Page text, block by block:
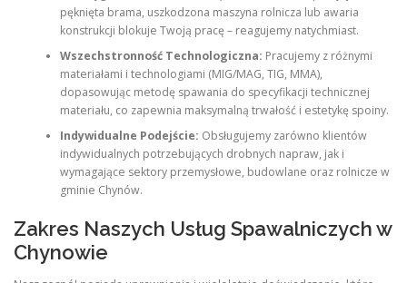
pęknięta brama, uszkodzona maszyna rolnicza lub awaria
konstrukcji blokuje Twoją pracę – reagujemy natychmiast.
Wszechstronność Technologiczna: Pracujemy z różnymi
materiałami i technologiami (MIG/MAG, TIG, MMA),
dopasowując metodę spawania do specyfikacji technicznej
materiału, co zapewnia maksymalną trwałość i estetykę spoiny.
Indywidualne Podejście: Obsługujemy zarówno klientów
indywidualnych potrzebujących drobnych napraw, jak i
wymagające sektory przemysłowe, budowlane oraz rolnicze w
gminie Chynów.
Zakres Naszych Usług Spawalniczych w
Chynowie